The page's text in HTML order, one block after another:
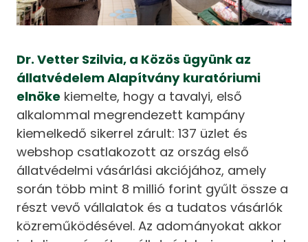
Dr. Vetter Szilvia, a Közös ügyünk az
állatvédelem Alapítvány kuratóriumi
elnöke kiemelte, hogy a tavalyi, első
alkalommal megrendezett kampány
kiemelkedő sikerrel zárult: 137 üzlet és
webshop csatlakozott az ország első
állatvédelmi vásárlási akciójához, amely
során több mint 8 millió forint gyűlt össze a
részt vevő vállalatok és a tudatos vásárlók
közreműködésével. Az adományokat akkor